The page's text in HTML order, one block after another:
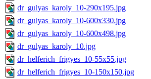
dr_gulyas_karoly_10-290x195.jpg
dr_gulyas_karoly_10-600x330.jpg
dr_gulyas_karoly_10-600x498.jpg
dr_gulyas_karoly_10.jpg
dr_helferich_frigyes_10-55x55.jpg
dr_helferich_frigyes_10-150x150.jpg